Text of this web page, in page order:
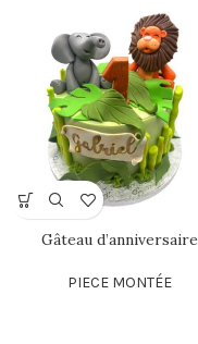
Gâteau d’anniversaire
PIECE MONTÉE